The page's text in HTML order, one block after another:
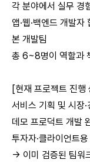
각 분야에서 실무 경
앱·웹·백엔드 개발
본 개발팀
총 6~8명이 역할과
[현재 프로젝트 진행
서비스 기획 및 시장
데모 프로덕트 개발
투자자·클라이언트
→ 이미 검증된 팀워